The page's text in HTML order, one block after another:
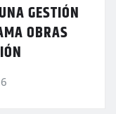
GESTIÓN
OBRAS